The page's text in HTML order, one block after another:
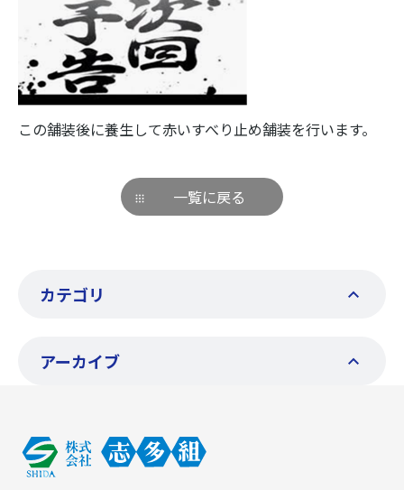
カテゴリ
アーカイブ
この舗装後に養生して赤いすべり止め舗装を行います。
一覧に戻る